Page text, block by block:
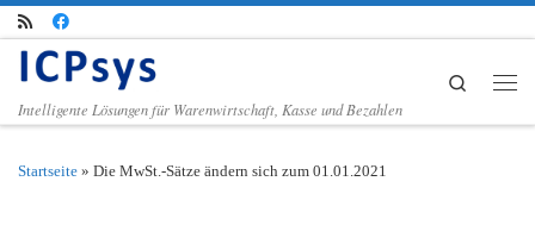
Zum Inhalt springen
Intelligente Lösungen für Warenwirtschaft, Kasse und Bezahlen
Search
Startseite » Die MwSt.-Sätze ändern sich zum 01.01.2021